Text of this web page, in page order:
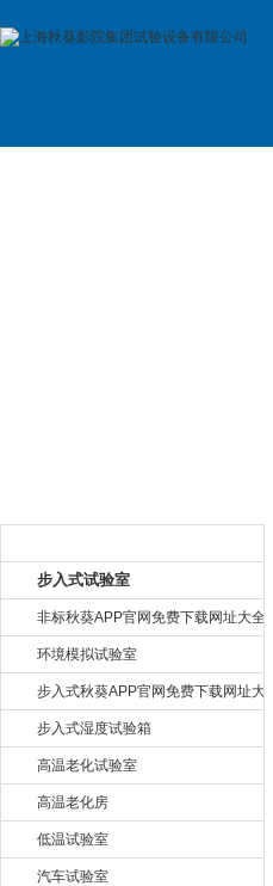
步入式试验室
非标秋葵APP官网免费下载网址大全
环境模拟试验室
步入式秋葵APP官网免费下载网址大全
步入式湿度试验箱
高温老化试验室
高温老化房
低温试验室
汽车试验室